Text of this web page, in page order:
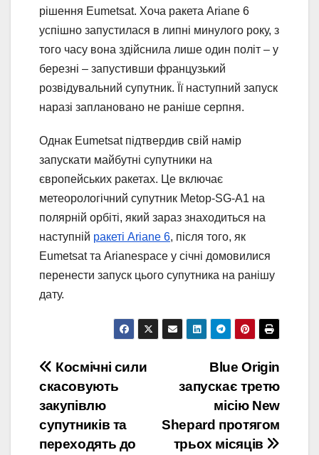
рішення Eumetsat. Хоча ракета Ariane 6
успішно запустилася в липні минулого року, з
того часу вона здійснила лише один політ – у
березні – запустивши французький
розвідувальний супутник. Її наступний запуск
наразі заплановано не раніше серпня.
Однак Eumetsat підтвердив свій намір
запускати майбутні супутники на
європейських ракетах. Це включає
метеорологічний супутник Metop-SG-A1 на
полярній орбіті, який зараз знаходиться на
наступній ракеті Ariane 6, після того, як
Eumetsat та Arianespace у січні домовилися
перенести запуск цього супутника на ранішу
дату.
Навігація
записів
Blue Origin
запускає третю
місію New
Shepard протягом
трьох місяців
Космічні сили
скасовують
закупівлю
супутників та
переходять до